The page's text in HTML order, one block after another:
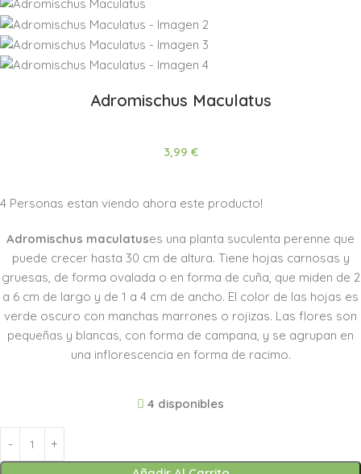
Adromischus Maculatus
3,99 €
4 Personas estan viendo ahora este producto!
Adromischus maculatuses una planta suculenta perenne que
puede crecer hasta 30 cm de altura. Tiene hojas carnosas y
gruesas, de forma ovalada o en forma de cuña, que miden de 2
a 6 cm de largo y de 1 a 4 cm de ancho. El color de las hojas es
verde oscuro con manchas marrones o rojizas. Las flores son
pequeñas y blancas, con forma de campana, y se agrupan en
una inflorescencia en forma de racimo.
4 disponibles